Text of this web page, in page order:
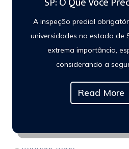
A inspeção predial
universidades no estado de
extrema importância,
considerando a
Read More